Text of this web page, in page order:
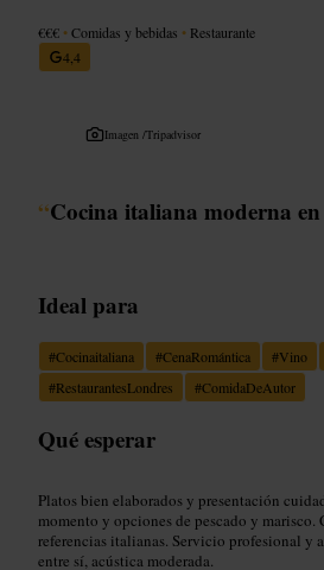
€€€ •Comidas y bebidas • Restaurante
4,4
Imagen /Tripadvisor
“Cocina italiana moderna
Ideal para
#Cocinaitaliana #CenaRomántica #Vino
#RestaurantesLondres #ComidaDeAutor
Qué esperar
Platos bien elaborados y presentación
momento y opciones de pescado y marisco.
referencias italianas. Servicio profesional y
entre sí, acústica moderada.